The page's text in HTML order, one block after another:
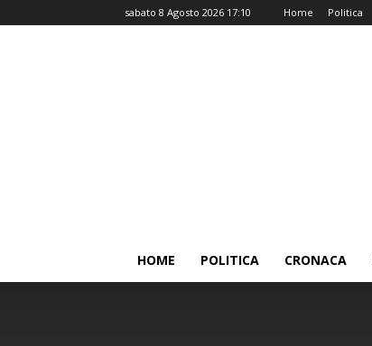
sabato 8 Agosto 2026 17:10 Home Politica
HOME POLITICA CRONACA